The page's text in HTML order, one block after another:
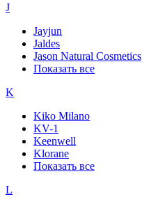
J
Jayjun
Jaldes
Jason Natural Cosmetics
Показать все
K
Kiko Milano
KV-1
Keenwell
Klorane
Показать все
L